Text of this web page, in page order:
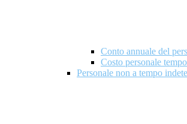
Conto annuale del
Costo personale
Personale non a tempo